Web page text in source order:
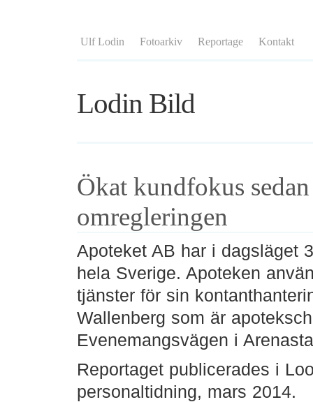
Ulf Lodin Fotoarkiv Reportage Kontakt
Lodin Bild
Ökat kundfokus sedan
omregleringen
Apoteket AB har i dagsläget
hela Sverige. Apoteken
tjänster för sin
Wallenberg som är
Evenemangsvägen i
Reportaget publicerades i
personaltidning, mars 2014.